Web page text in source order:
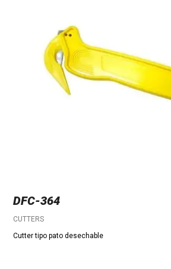
DFC-364
CUTTERS
Cutter tipo pato desechable